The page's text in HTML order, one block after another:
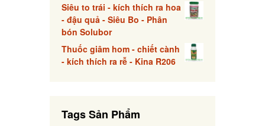
Siêu to trái - kích thích ra hoa
- đậu quả - Siêu Bo - Phân
bón Solubor
Thuốc giâm hom - chiết cành
- kích thích ra rễ - Kina R206
Tags Sản Phẩm